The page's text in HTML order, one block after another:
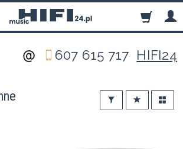
607 615 717 HIFI24